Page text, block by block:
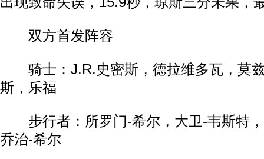
双方首发阵容
骑士：J.R.史密斯，德拉维多瓦，莫
斯，乐福
步行者：所罗门-希尔，大卫-韦斯特，
乔治-希尔